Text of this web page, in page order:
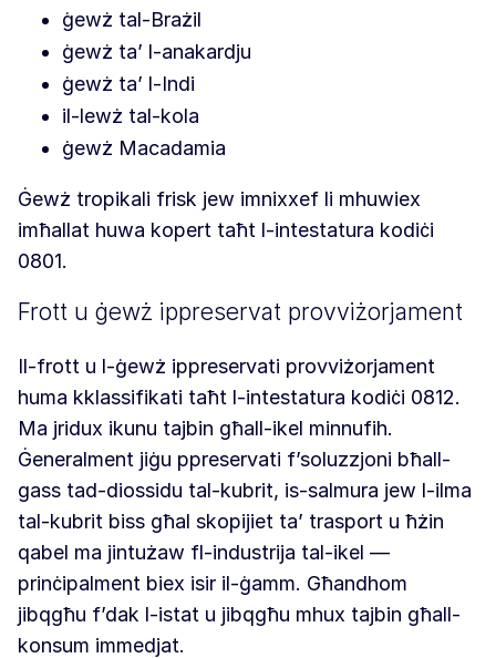
ġewż tal-Brażil
ġewż ta’ l-anakardju
ġewż ta’ l-Indi
il-lewż tal-kola
ġewż Macadamia
Ġewż tropikali frisk jew imnixxef li mhuwiex
imħallat huwa kopert taħt l-intestatura kodiċi
0801.
Frott u ġewż ippreservat provviżorjament
Il-frott u l-ġewż ippreservati provviżorjament
huma kklassifikati taħt l-intestatura kodiċi 0812.
Ma jridux ikunu tajbin għall-ikel minnufih.
Ġeneralment jiġu ppreservati f’soluzzjoni bħall-
gass tad-diossidu tal-kubrit, is-salmura jew l-ilma
tal-kubrit biss għal skopijiet ta’ trasport u ħżin
qabel ma jintużaw fl-industrija tal-ikel —
prinċipalment biex isir il-ġamm. Għandhom
jibqgħu f’dak l-istat u jibqgħu mhux tajbin għall-
konsum immedjat.